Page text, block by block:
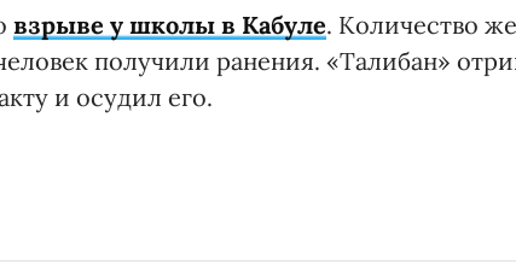
взрыве у школы в Кабуле. Количество
получили ранения. «Талибан»
и осудил его.